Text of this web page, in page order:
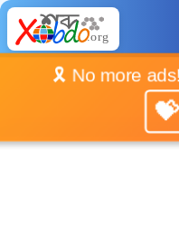
🎗️ No more